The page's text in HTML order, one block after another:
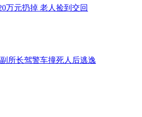
万元扔掉 老人捡到交回
所长驾警车撞死人后逃逸
体猥亵16次